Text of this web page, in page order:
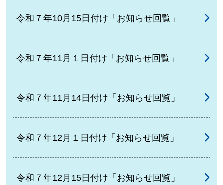
令和７年10月15日付け「お知らせ回覧」
令和７年11月１日付け「お知らせ回覧」
令和７年11月14日付け「お知らせ回覧」
令和７年12月１日付け「お知らせ回覧」
令和７年12月15日付け「お知らせ回覧」